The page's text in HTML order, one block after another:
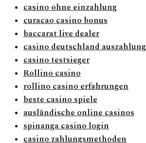
casino ohne einzahlung
curacao casino bonus
baccarat live dealer
casino deutschland auszahlung
casino testsieger
Rollino casino
rollino casino erfahrungen
beste casino spiele
ausländische online casinos
spinanga casino login
casino zahlungsmethoden